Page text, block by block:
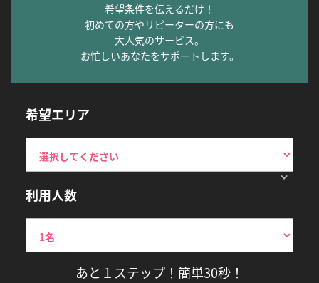
希望条件を伝えるだけ！
初めての方やリピーターの方にも
大人気のサービス。
お忙しいあなたをサポートします。
希望エリア
利用人数
あと１ステップ！簡単30秒！